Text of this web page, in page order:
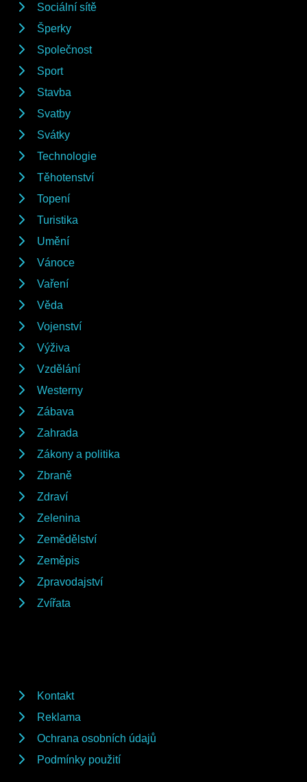
Sociální sítě
Šperky
Společnost
Sport
Stavba
Svatby
Svátky
Technologie
Těhotenství
Topení
Turistika
Umění
Vánoce
Vaření
Věda
Vojenství
Výživa
Vzdělání
Westerny
Zábava
Zahrada
Zákony a politika
Zbraně
Zdraví
Zelenina
Zemědělství
Zeměpis
Zpravodajství
Zvířata
Kontakt
Reklama
Ochrana osobních údajů
Podmínky použití